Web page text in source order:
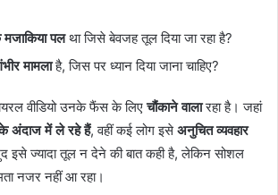
पलथा जिसे बेवजह तूल दिया जा रहा है?
मामलाहै, जिस पर ध्यान दिया जाना चाहिए?
वीडियो उनके फैंस के लिएचौंकाने वालारहा है। जहां
अंदाज में ले रहे हैं, वहीं कई लोग इसेअनुचित व्यवहार
इसे ज्यादा तूल न देने की बात कही है, लेकिन सोशल
नजर नहीं आ रहा।